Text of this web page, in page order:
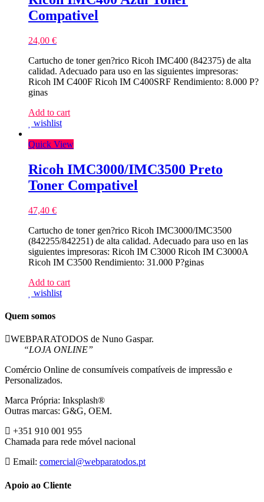
Compativel
24,00 €
Cartucho de toner gen?rico Ricoh IMC400 (842375) de alta
calidad. Adecuado para uso en las siguientes impresoras:
Ricoh IM C400F Ricoh IM C400SRF Rendimiento: 8.000 P?
ginas
Add to cart
wishlist
Quick View
Ricoh IMC3000/IMC3500 Preto
Toner Compativel
47,40 €
Cartucho de toner gen?rico Ricoh IMC3000/IMC3500
(842255/842251) de alta calidad. Adecuado para uso en las
siguientes impresoras: Ricoh IM C3000 Ricoh IM C3000A
Ricoh IM C3500 Rendimiento: 31.000 P?ginas
Add to cart
wishlist
Quem somos
WEBPARATODOS de Nuno Gaspar.
“LOJA ONLINE”
Comércio Online de consumíveis compatíveis de impressão e
Personalizados.
Marca Própria: Inksplash®
Outras marcas: G&G, OEM.
+351 910 001 955
Chamada para rede móvel nacional
Email: comercial@webparatodos.pt
Apoio ao Cliente